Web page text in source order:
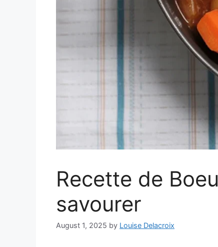
Recette de
savourer
August 1, 2025 by Louise Delacroix